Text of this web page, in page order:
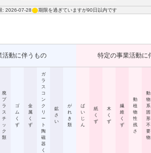
: 2026-07-28circle期限を過ぎていますが90日以内です
活動に伴うもの 特定の事業活動に
廃
プ
ラ
ス
チ
ッ
ク
類
ゴ
ム
く
ず
金
属
く
ず
ガ
ラ
ス
コ
ン
ク
リ
ー
ト
陶
磁
器
く
鉱
さ
い
が
れ
き
類
ば
い
じ
ん
紙
く
ず
木
く
ず
繊
維
く
ず
動
植
物
性
残
さ
動
物
系
固
形
不
要
物